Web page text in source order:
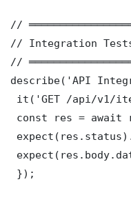
//
// Integration
//
describe('API
it('GET /api/v1/
const res = await
});